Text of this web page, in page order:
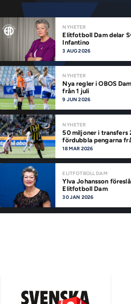
NYHETER
Elitfotboll Dam delar
Infantino
3 AUG 2026
NYHETER
Nya regler i OBOS
från 1 juli
9 JUN 2026
NYHETER
50 miljoner i transfers
fördubbla pengarna
18 MAR 2026
ELITFOTBOLL DAM
Ylva Johansson
Elitfotboll Dam
30 JAN 2026